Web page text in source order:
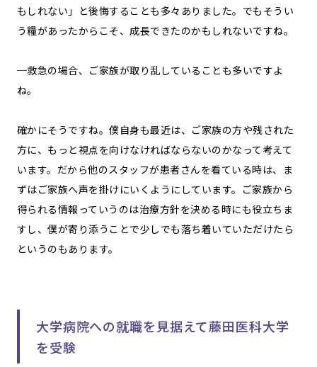
もしれない」と後悔することも多々ありました。でもそうい
う糧があったからこそ、成長できたのかもしれないですね。
─救急の場合、ご家族が取り乱していることも多いですよ
ね。
確かにそうですね。僕自身も最近は、ご家族の方や残された
方に、もっと視点を向けなければならないのかなって考えて
います。だから他のスタッフが患者さんを看ている時は、ま
ずはご家族へ声を掛けにいくようにしています。ご家族から
得られる情報っていうのは治療方針を決める時にも役立ちま
すし、僕が寄り添うことで少しでも落ち着いていただけたら
というのもあります。
大学病院への就職を見据えて藤田医科大学
を受験